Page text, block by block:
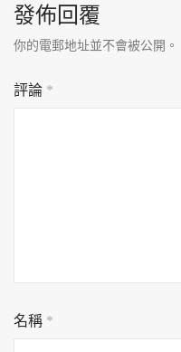
發佈回覆
你的電郵地址並不會被公開。
評論 *
名稱 *